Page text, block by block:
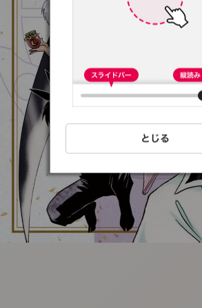
:692.15.692.39:t-
vnqp.lunrzsdszk.vn.oi